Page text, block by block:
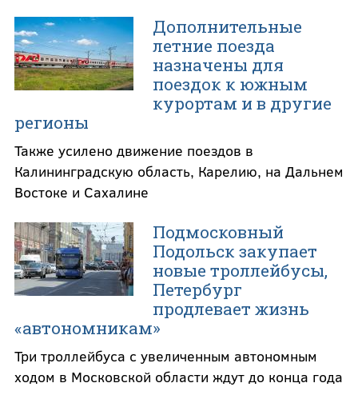
Дополнительные
летние поезда
назначены для
поездок к южным
курортам и в другие
регионы
Также усилено движение поездов в
Калининградскую область, Карелию, на Дальнем
Востоке и Сахалине
Подмосковный
Подольск закупает
новые троллейбусы,
Петербург
продлевает жизнь
«автономникам»
Три троллейбуса с увеличенным автономным
ходом в Московской области ждут до конца года